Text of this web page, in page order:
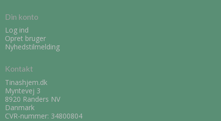
Din konto
Log ind
Opret bruger
Nyhedstilmelding
Kontakt
Tinashjem.dk
Myntevej 3
8920 Randers NV
Danmark
CVR-nummer: 34800804